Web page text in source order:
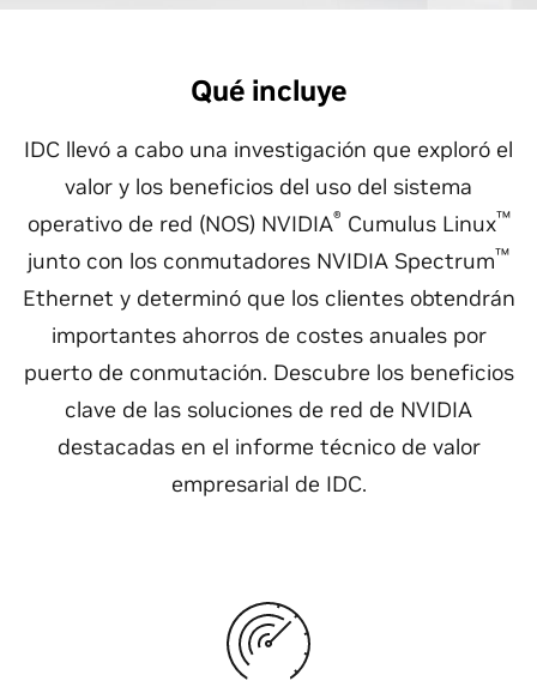
Qué incluye
IDC llevó a cabo una investigación que exploró el
valor y los beneficios del uso del sistema
operativo de red (NOS) NVIDIA® Cumulus Linux™
junto con los conmutadores NVIDIA Spectrum™
Ethernet y determinó que los clientes obtendrán
importantes ahorros de costes anuales por
puerto de conmutación. Descubre los beneficios
clave de las soluciones de red de NVIDIA
destacadas en el informe técnico de valor
empresarial de IDC.